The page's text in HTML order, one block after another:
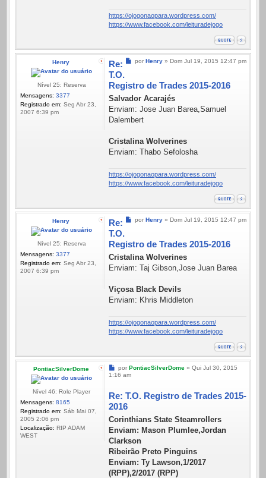
https://ojogonaopara.wordpress.com/
https://www.facebook.com/leituradejogo
Henry
Nível 25: Reserva
Mensagens: 3377
Registrado em: Seg Abr 23,
2007 6:39 pm
Mensagem
por Henry » Dom Jul 19, 2015 12:47 pm
Re:
T.O.
Registro de Trades 2015-2016
Salvador Acarajés
Enviam: Jose Juan Barea,Samuel
Dalembert
Cristalina Wolverines
Enviam: Thabo Sefolosha
https://ojogonaopara.wordpress.com/
https://www.facebook.com/leituradejogo
Henry
Nível 25: Reserva
Mensagens: 3377
Registrado em: Seg Abr 23,
2007 6:39 pm
Mensagem
por Henry » Dom Jul 19, 2015 12:47 pm
Re:
T.O.
Registro de Trades 2015-2016
Cristalina Wolverines
Enviam: Taj Gibson,Jose Juan Barea
Viçosa Black Devils
Enviam: Khris Middleton
https://ojogonaopara.wordpress.com/
https://www.facebook.com/leituradejogo
PontiacSilverDome
Nível 46: Role Player
Mensagens: 8165
Registrado em: Sáb Mai 07,
2005 2:06 pm
Localização: RIP ADAM
WEST
Mensagem
por PontiacSilverDome» Qui Jul 30, 2015
1:16 am
Re: T.O. Registro de Trades 2015-
2016
Corinthians State Steamrollers
Enviam: Mason Plumlee,Jordan
Clarkson
Ribeirão Preto Pinguins
Enviam: Ty Lawson,1/2017
(RPP),2/2017 (RPP)